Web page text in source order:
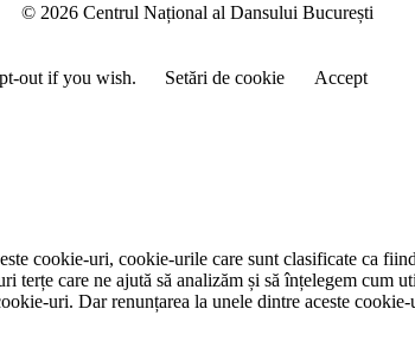
© 2026 Centrul Național al Dansului București
out if you wish. Setări de cookie Accept
cookie-uri, cookie-urile care sunt clasificate ca
care ne ajută să analizăm și să înțelegem cum
uri. Dar renunțarea la unele dintre aceste